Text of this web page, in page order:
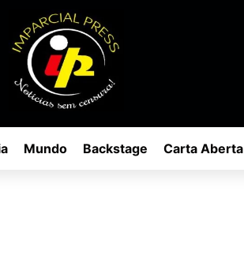
Mundo Backstage Carta Aberta